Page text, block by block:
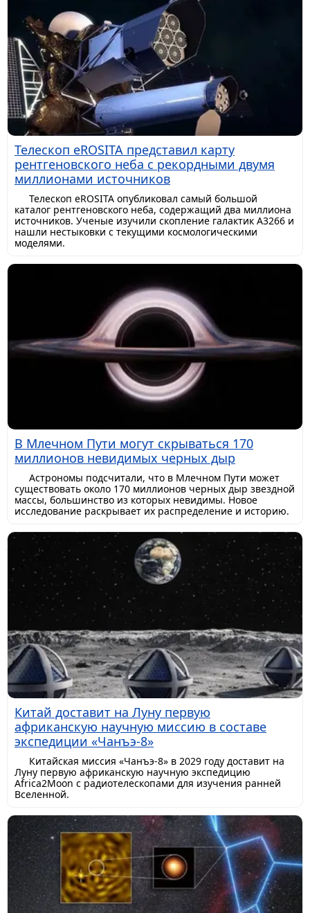
Телескоп eROSITA представил карту
рентгеновского неба с рекордными двумя
миллионами источников
Телескоп eROSITA опубликовал самый большой
каталог рентгеновского неба, содержащий два миллиона
источников. Ученые изучили скопление галактик A3266 и
нашли нестыковки с текущими космологическими
моделями.
В Млечном Пути могут скрываться 170
миллионов невидимых черных дыр
Астрономы подсчитали, что в Млечном Пути может
существовать около 170 миллионов черных дыр звездной
массы, большинство из которых невидимы. Новое
исследование раскрывает их распределение и историю.
Китай доставит на Луну первую
африканскую научную миссию в составе
экспедиции «Чанъэ-8»
Китайская миссия «Чанъэ-8» в 2029 году доставит на
Луну первую африканскую научную экспедицию
Africa2Moon с радиотелескопами для изучения ранней
Вселенной.